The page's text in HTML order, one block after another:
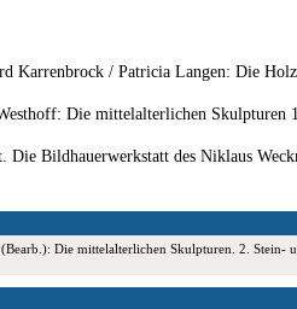
Karrenbrock / Patricia Langen: Die
Die mittelalterlichen Skulpturen
Die Bildhauerwerkstatt des Niklaus
Die mittelalterlichen Skulpturen. 2.